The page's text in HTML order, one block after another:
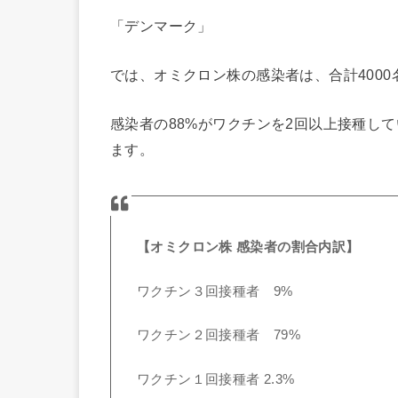
「デンマーク」
では、オミクロン株の感染者は、合計4000
感染者の88%がワクチンを2回以上接種し
ます。
【オミクロン株 感染者の割合内訳】
ワクチン３回接種者 9%
ワクチン２回接種者 79%
ワクチン１回接種者 2.3%